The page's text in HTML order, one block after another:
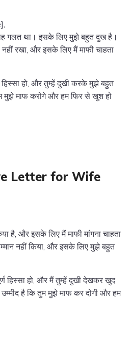
गलत था। इसके लिए मुझे बहुत दुख है।
रखा, और इसके लिए मैं माफी चाहता
हिस्सा हो, और तुम्हें दुखी करके मुझे बहुत
मुझे माफ करोगे और हम फिर से खुश हो
Letter for Wife
है, और इसके लिए मैं माफी मांगना चाहता
नहीं किया, और इसके लिए मुझे बहुत
हिस्सा हो, और मैं तुम्हें दुखी देखकर खुद
है कि तुम मुझे माफ कर दोगी और हम